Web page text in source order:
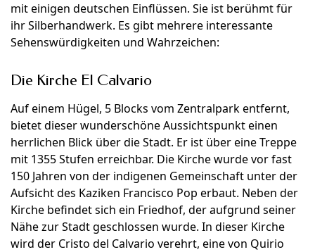
mit einigen deutschen Einflüssen. Sie ist berühmt für
ihr Silberhandwerk. Es gibt mehrere interessante
Sehenswürdigkeiten und Wahrzeichen:
Die Kirche El Calvario
Auf einem Hügel, 5 Blocks vom Zentralpark entfernt,
bietet dieser wunderschöne Aussichtspunkt einen
herrlichen Blick über die Stadt. Er ist über eine Treppe
mit 1355 Stufen erreichbar. Die Kirche wurde vor fast
150 Jahren von der indigenen Gemeinschaft unter der
Aufsicht des Kaziken Francisco Pop erbaut. Neben der
Kirche befindet sich ein Friedhof, der aufgrund seiner
Nähe zur Stadt geschlossen wurde. In dieser Kirche
wird der Cristo del Calvario verehrt, eine von Quirio